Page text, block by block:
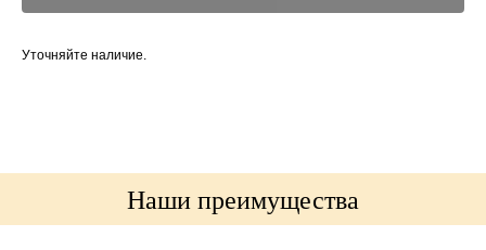
Уточняйте наличие.
Наши преимущества